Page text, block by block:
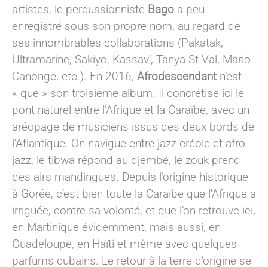
artistes, le percussionniste Bago a peu
enregistré sous son propre nom, au regard de
ses innombrables collaborations (Pakatak,
Ultramarine, Sakiyo, Kassav’, Tanya St-Val, Mario
Canonge, etc.). En 2016, Afrodescendant n’est
« que » son troisième album. Il concrétise ici le
pont naturel entre l’Afrique et la Caraïbe, avec un
aréopage de musiciens issus des deux bords de
l’Atlantique. On navigue entre jazz créole et afro-
jazz, le tibwa répond au djembé, le zouk prend
des airs mandingues. Depuis l’origine historique
à Gorée, c’est bien toute la Caraïbe que l'Afrique a
irriguée, contre sa volonté, et que l’on retrouve ici,
en Martinique évidemment, mais aussi, en
Guadeloupe, en Haïti et même avec quelques
parfums cubains. Le retour à la terre d’origine se